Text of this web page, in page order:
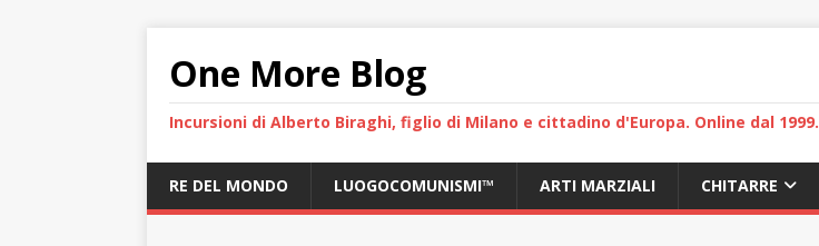
One More Blog
Incursioni di Alberto Biraghi, figlio di Milano e cittadino d'Europa. Online dal 1999.
RE DEL MONDO LUOGOCOMUNISMI™ ARTI MARZIALI CHITARRE